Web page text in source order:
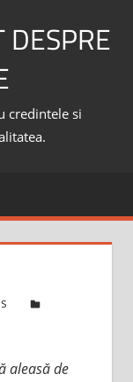
DESPRE
credintele si
aleasă de